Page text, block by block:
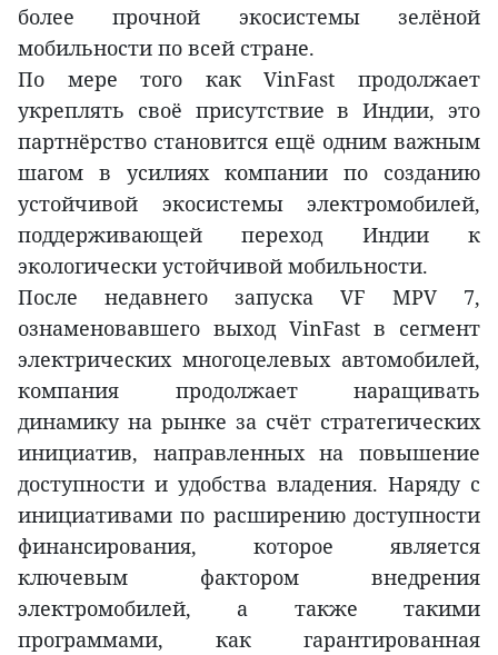
более прочной экосистемы зелёной
мобильности по всей стране.
По мере того как VinFast продолжает
укреплять своё присутствие в Индии, это
партнёрство становится ещё одним важным
шагом в усилиях компании по созданию
устойчивой экосистемы электромобилей,
поддерживающей переход Индии к
экологически устойчивой мобильности.
После недавнего запуска VF MPV 7,
ознаменовавшего выход VinFast в сегмент
электрических многоцелевых автомобилей,
компания продолжает наращивать
динамику на рынке за счёт стратегических
инициатив, направленных на повышение
доступности и удобства владения. Наряду с
инициативами по расширению доступности
финансирования, которое является
ключевым фактором внедрения
электромобилей, а также такими
программами, как гарантированная